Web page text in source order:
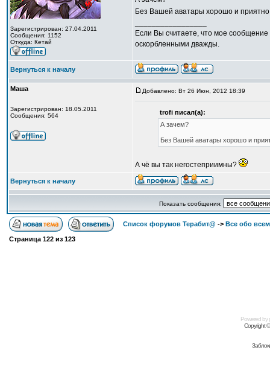
Зарегистрирован: 27.04.2011
Сообщения: 1152
Откуда: Кетай
Без Вашей аватары хорошо и
Если Вы считаете, что мое сообщение
оскорбленными дважды.
Вернуться к началу
Маша
Зарегистрирован: 18.05.2011
Сообщения: 564
Добавлено: Вт 26 Июн, 2012 18:39
trofi писал(а):
А зачем?
Без Вашей аватары хорошо и
А чё вы так негостеприимны?
Вернуться к началу
Показать сообщения:
Список форумов Терабит@ -> Все обо всем
Страница 122 из 123
Powered by
Copyright